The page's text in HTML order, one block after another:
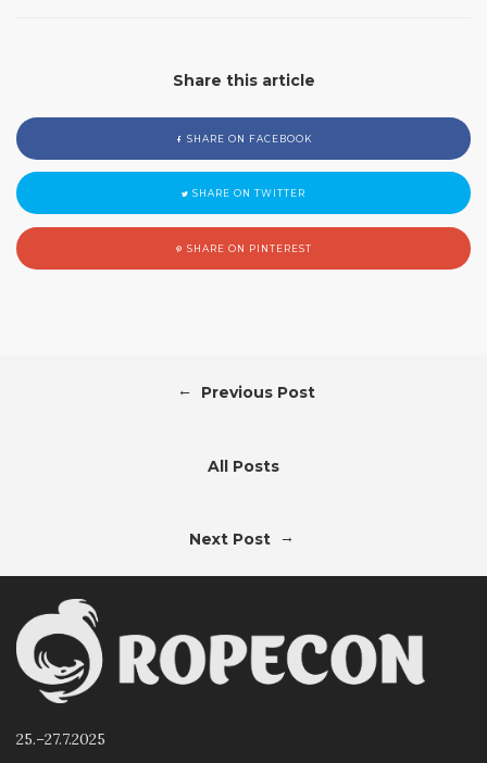
Share this article
SHARE ON FACEBOOK
SHARE ON TWITTER
SHARE ON PINTEREST
← Previous Post
All Posts
Next Post →
25.–27.7.2025